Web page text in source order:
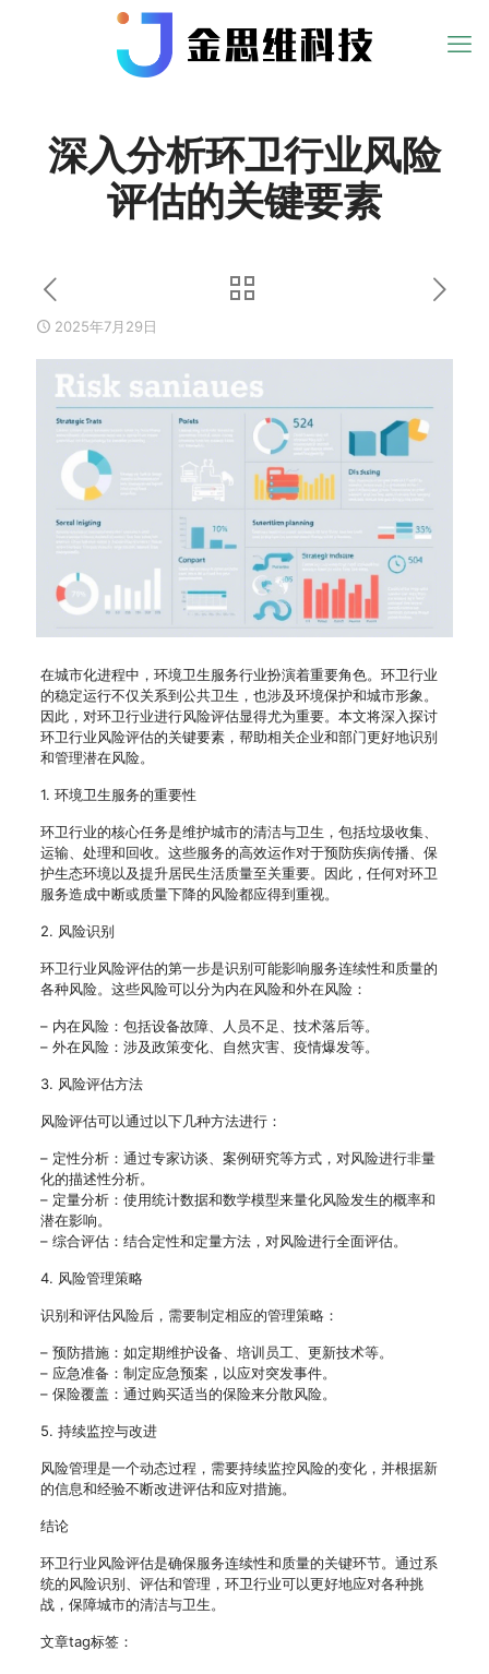
深入分析环卫行业风险
评估的关键要素
2025年7月29日
在城市化进程中，环境卫生服务行业扮演着重要角色。环卫行业
的稳定运行不仅关系到公共卫生，也涉及环境保护和城市形象。
因此，对环卫行业进行风险评估显得尤为重要。本文将深入探讨
环卫行业风险评估的关键要素，帮助相关企业和部门更好地识别
和管理潜在风险。
1. 环境卫生服务的重要性
环卫行业的核心任务是维护城市的清洁与卫生，包括垃圾收集、
运输、处理和回收。这些服务的高效运作对于预防疾病传播、保
护生态环境以及提升居民生活质量至关重要。因此，任何对环卫
服务造成中断或质量下降的风险都应得到重视。
2. 风险识别
环卫行业风险评估的第一步是识别可能影响服务连续性和质量的
各种风险。这些风险可以分为内在风险和外在风险：
– 内在风险：包括设备故障、人员不足、技术落后等。
– 外在风险：涉及政策变化、自然灾害、疫情爆发等。
3. 风险评估方法
风险评估可以通过以下几种方法进行：
– 定性分析：通过专家访谈、案例研究等方式，对风险进行非量
化的描述性分析。
– 定量分析：使用统计数据和数学模型来量化风险发生的概率和
潜在影响。
– 综合评估：结合定性和定量方法，对风险进行全面评估。
4. 风险管理策略
识别和评估风险后，需要制定相应的管理策略：
– 预防措施：如定期维护设备、培训员工、更新技术等。
– 应急准备：制定应急预案，以应对突发事件。
– 保险覆盖：通过购买适当的保险来分散风险。
5. 持续监控与改进
风险管理是一个动态过程，需要持续监控风险的变化，并根据新
的信息和经验不断改进评估和应对措施。
结论
环卫行业风险评估是确保服务连续性和质量的关键环节。通过系
统的风险识别、评估和管理，环卫行业可以更好地应对各种挑
战，保障城市的清洁与卫生。
文章tag标签：